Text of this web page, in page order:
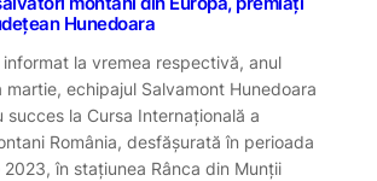
Hunedoara
la vremea respectivă, anul
martie, echipajul Salvamont Hunedoara
la Cursa Internațională a
România, desfășurată în perioada
2023, în stațiunea Rânca din Munții